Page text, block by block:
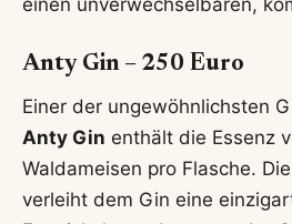
Anty Gin – 250 Euro
Einer der ungewöhnlichsten
Anty Gin enthält die Essenz
Waldameisen pro Flasche.
verleiht dem Gin eine